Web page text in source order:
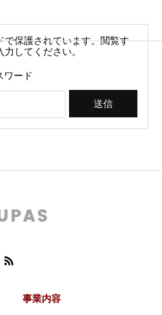
で保護されています。閲覧す
してください。
ワード
事業内容